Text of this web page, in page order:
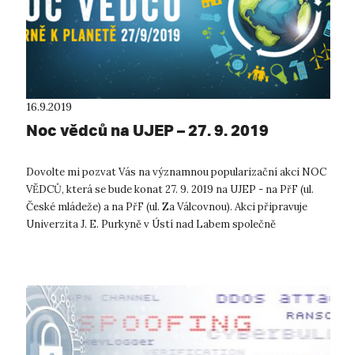
16.9.2019
Noc vědců na UJEP – 27. 9. 2019
Dovolte mi pozvat Vás na významnou popularizační akci NOC
VĚDCŮ, která se bude konat 27. 9. 2019 na UJEP - na PřF (ul.
České mládeže) a na PřF (ul. Za Válcovnou). Akci připravuje
Univerzita J. E. Purkyně v Ústí nad Labem společně